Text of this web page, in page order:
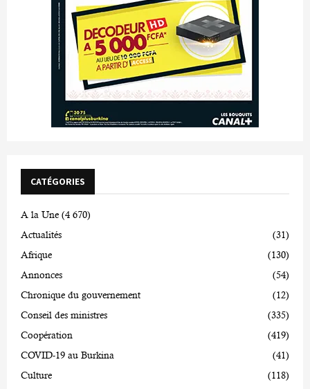
CATÉGORIES
A la Une (4 670)
Actualités
(31)
Afrique
(130)
Annonces
(54)
Chronique du gouvernement
(12)
Conseil des ministres
(335)
Coopération
(419)
COVID-19 au Burkina
(41)
Culture
(118)